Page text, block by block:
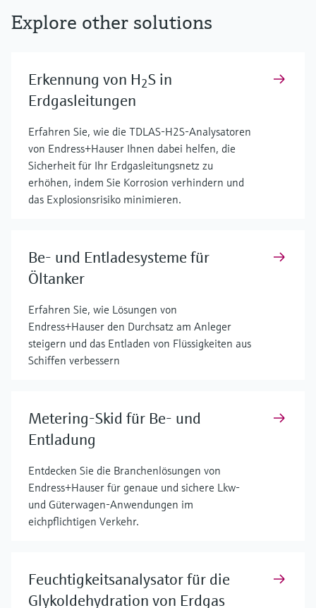
Explore other solutions
Erkennung von H2S in
Erdgasleitungen
Erfahren Sie, wie die TDLAS-H2S-Analysatoren
von Endress+Hauser Ihnen dabei helfen, die
Sicherheit für Ihr Erdgasleitungsnetz zu
erhöhen, indem Sie Korrosion verhindern und
das Explosionsrisiko minimieren.
Be- und Entladesysteme für
Öltanker
Erfahren Sie, wie Lösungen von
Endress+Hauser den Durchsatz am Anleger
steigern und das Entladen von Flüssigkeiten aus
Schiffen verbessern
Metering-Skid für Be- und
Entladung
Entdecken Sie die Branchenlösungen von
Endress+Hauser für genaue und sichere Lkw-
und Güterwagen-Anwendungen im
eichpflichtigen Verkehr.
Feuchtigkeitsanalysator für die
Glykoldehydration von Erdgas